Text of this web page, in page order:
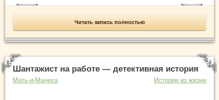
Читать запись полностью
Шантажист на работе — детективная история
Мать-и-Мачеха Истории из жизни